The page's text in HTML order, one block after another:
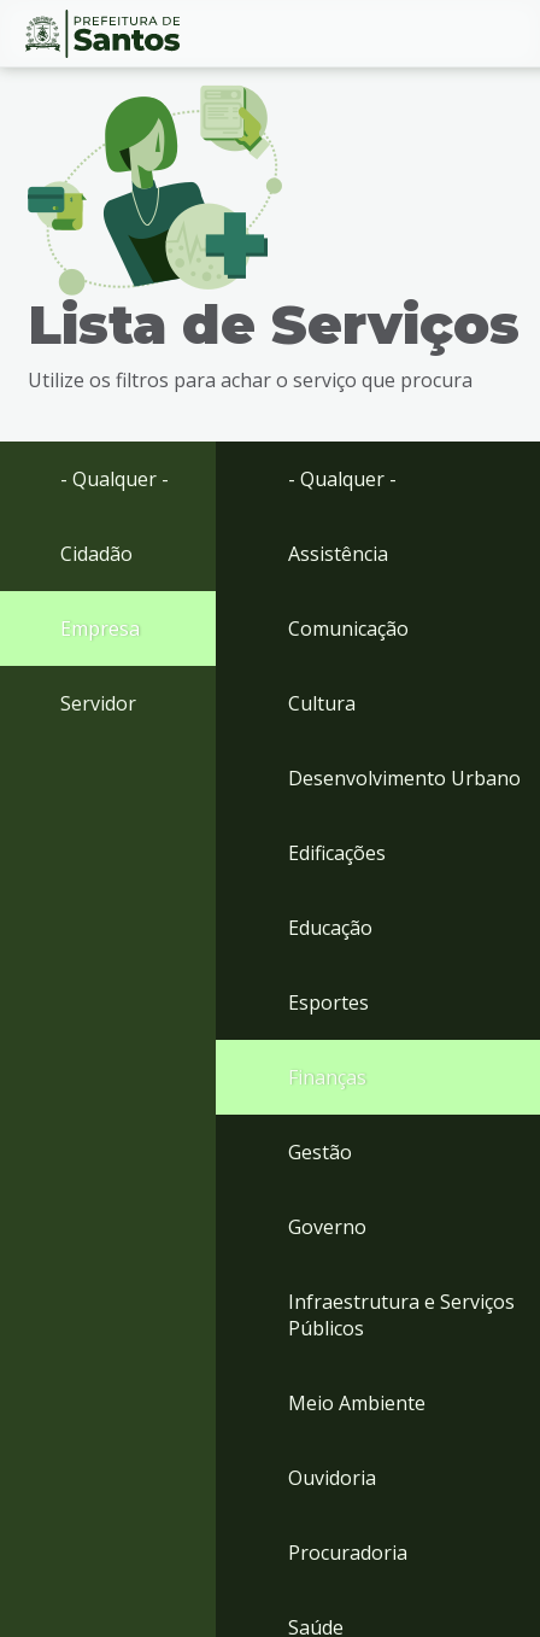
Ir
busca
Ir
Conteúdo
Lista de Serviços
Utilize os filtros para achar o serviço que procura
- Qualquer -
Cidadão
Empresa
Servidor
- Qualquer -
Assistência
Comunicação
Cultura
Desenvolvimento Urbano
Edificações
Educação
Esportes
Finanças
Gestão
Governo
Infraestrutura e Serviços
Públicos
Meio Ambiente
Ouvidoria
Procuradoria
Saúde